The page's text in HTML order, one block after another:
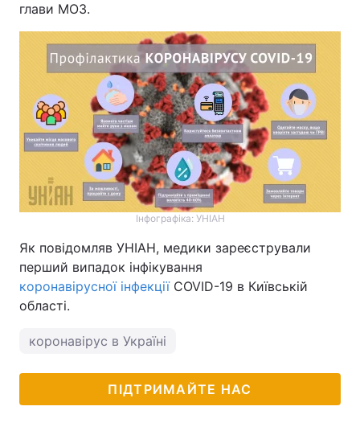
глави МОЗ.
Інфографіка: УНІАН
Як повідомляв УНІАН, медики зареєстрували
перший випадок інфікування
коронавірусної інфекціїCOVID-19 в Київській
області.
коронавірус в Україні
ПІДТРИМАЙТЕ НАС